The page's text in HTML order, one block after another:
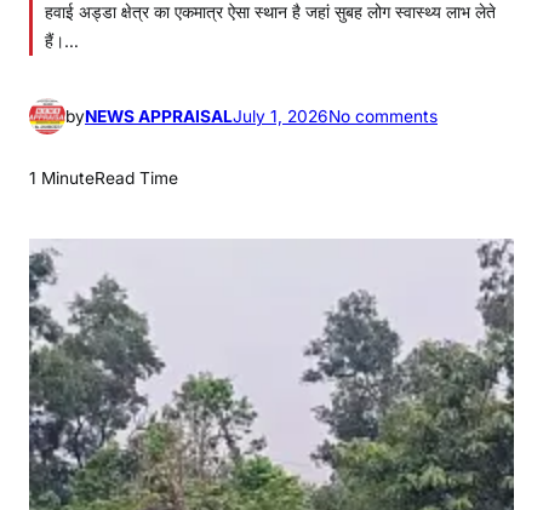
हवाई अड्डा क्षेत्र का एकमात्र ऐसा स्थान है जहां सुबह लोग स्वास्थ्य लाभ लेते
हैं।…
byNEWS APPRAISALJuly 1, 2026No commentso
ग
द
क्षि
णी
को
सं
1 MinuteRead Time